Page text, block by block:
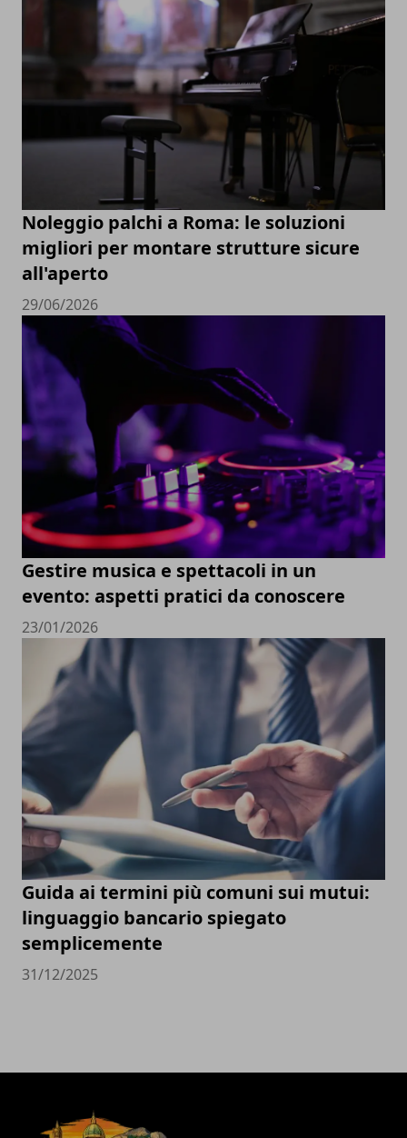
Noleggio palchi a Roma: le soluzioni
migliori per montare strutture sicure
all'aperto
29/06/2026
Gestire musica e spettacoli in un
evento: aspetti pratici da conoscere
23/01/2026
Guida ai termini più comuni sui mutui:
linguaggio bancario spiegato
semplicemente
31/12/2025